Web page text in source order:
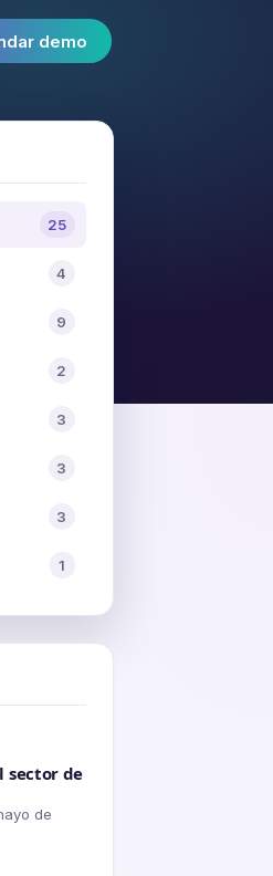
demo
25
4
9
2
3
3
3
1
sector de
de